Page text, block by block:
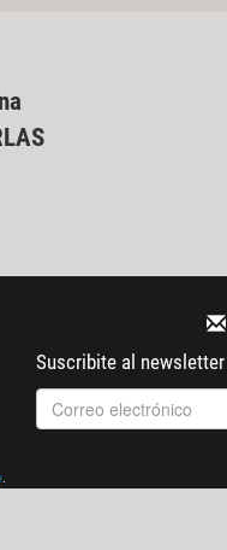
Suscribite al newsletter